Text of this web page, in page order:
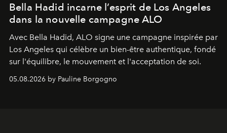
Bella Hadid incarne l’esprit de Los Angeles
dans la nouvelle campagne ALO
Avec Bella Hadid, ALO signe une campagne inspirée par
Los Angeles qui célèbre un bien-être authentique, fondé
sur l'équilibre, le mouvement et l'acceptation de soi.
05.08.2026 by Pauline Borgogno